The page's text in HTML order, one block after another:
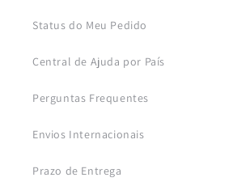
Status do Meu Pedido
Central de Ajuda por País
Perguntas Frequentes
Envios Internacionais
Prazo de Entrega